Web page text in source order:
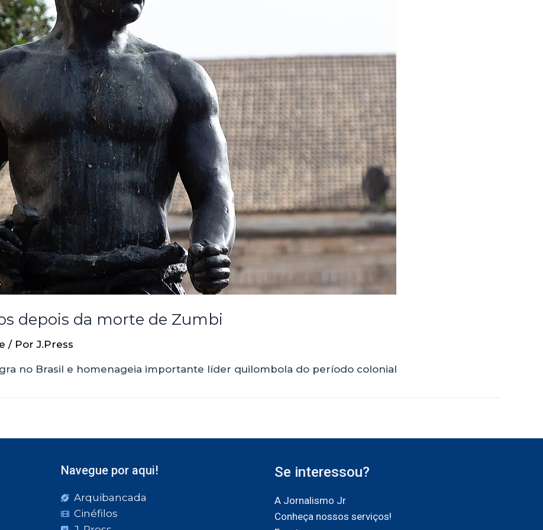
depois da morte de Zumbi
/ PorJ.Press
no Brasil e homenageia importante líder quilombola do período colonial
Navegue por aqui!
Arquibancada
Cinéfilos
Se interessou?
A Jornalismo Jr
Conheça nossos serviços!